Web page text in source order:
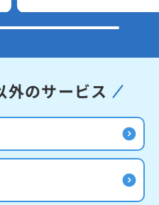
外のサービス